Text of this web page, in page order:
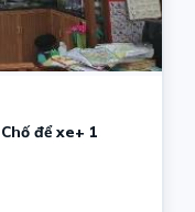
để xe+ 1